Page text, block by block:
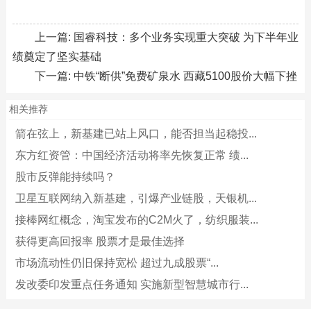
上一篇: 国睿科技：多个业务实现重大突破 为下半年业
绩奠定了坚实基础
下一篇: 中铁“断供”免费矿泉水 西藏5100股价大幅下挫
相关推荐
箭在弦上，新基建已站上风口，能否担当起稳投...
东方红资管：中国经济活动将率先恢复正常 绩...
股市反弹能持续吗？
卫星互联网纳入新基建，引爆产业链股，天银机...
接棒网红概念，淘宝发布的C2M火了，纺织服装...
获得更高回报率 股票才是最佳选择
市场流动性仍旧保持宽松 超过九成股票“...
发改委印发重点任务通知 实施新型智慧城市行...